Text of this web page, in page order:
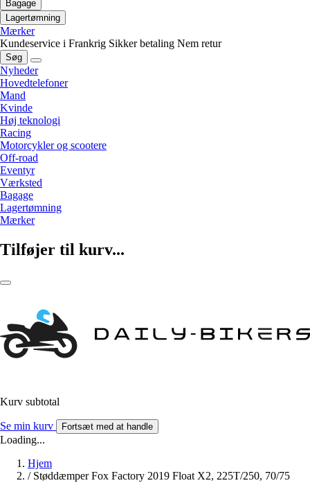
Bagage
Lagertømning
Mærker
Kundeservice i Frankrig Sikker betaling Nem retur
Søg
Nyheder
Hovedtelefoner
Mand
Kvinde
Høj teknologi
Racing
Motorcykler og scootere
Off-road
Eventyr
Værksted
Bagage
Lagertømning
Mærker
Tilføjer til kurv...
Kurv subtotal
Se min kurv Fortsæt med at handle
Loading...
Hjem
/ Støddæmper Fox Factory 2019 Float X2, 225T/250, 70/75